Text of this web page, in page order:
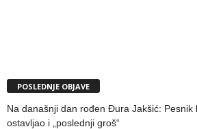
POSLEDNJE OBJAVE
Na današnji dan rođen Đura Jakšić: Pesnik
ostavljao i „poslednji groš“